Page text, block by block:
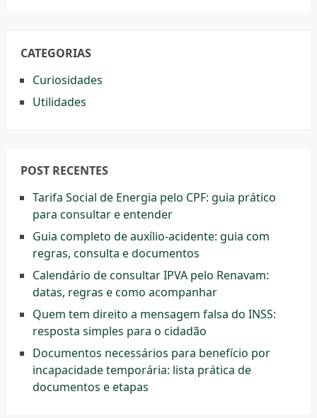
CATEGORIAS
Curiosidades
Utilidades
POST RECENTES
Tarifa Social de Energia pelo CPF: guia prático
para consultar e entender
Guia completo de auxílio-acidente: guia com
regras, consulta e documentos
Calendário de consultar IPVA pelo Renavam:
datas, regras e como acompanhar
Quem tem direito a mensagem falsa do INSS:
resposta simples para o cidadão
Documentos necessários para benefício por
incapacidade temporária: lista prática de
documentos e etapas